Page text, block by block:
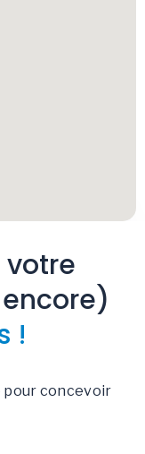
votre
!
concevoir